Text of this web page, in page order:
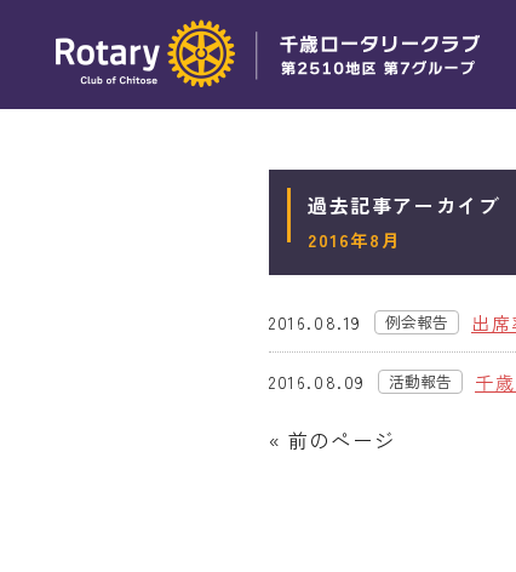
過去記事アーカイブ
2016年8月
2016.08.19
例会報告
出席
2016.08.09
活動報告
千
« 前のページ